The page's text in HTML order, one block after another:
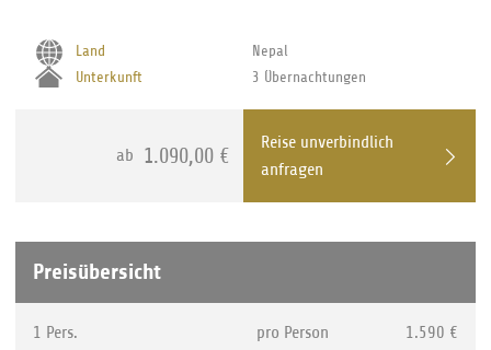
Land
Nepal
Unterkunft
3 Übernachtungen
ab 1.090,00 €
Reise unverbindlich
anfragen
Preisübersicht
1 Pers. pro Person 1.590 €